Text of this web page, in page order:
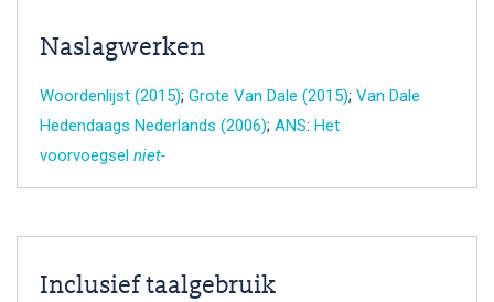
Naslagwerken
Woordenlijst (2015); Grote Van Dale (2015); Van Dale
Hedendaags Nederlands (2006); ANS: Het
voorvoegsel niet-
Inclusief taalgebruik